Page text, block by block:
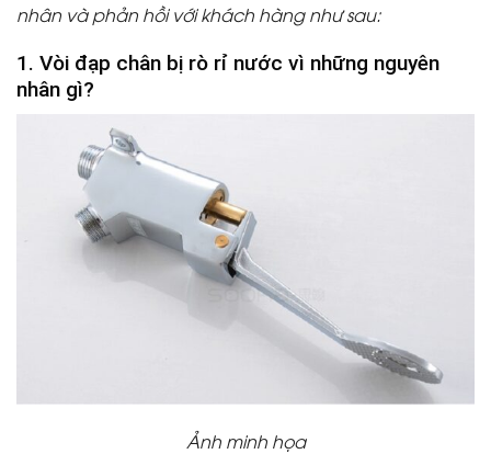
nhân và phản hồi với khách hàng như sau:
1. Vòi đạp chân bị rò rỉ nước vì những nguyên
nhân gì?
Ảnh minh họa